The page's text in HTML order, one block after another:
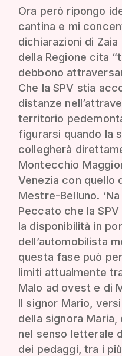
Ora però ripongo
cantina e mi
dichiarazioni di
della Regione cita
debbono
Che la SPV stia
distanze
territorio
figurarsi quando la
collegherà
Montecchio
Venezia con quello
Mestre-Belluno.
Peccato che la
la disponibilità in
dell’automobilista
questa fase può
limiti attualmente
Malo ad ovest e di
Il signor Mario,
della signora
nel senso letterale
dei pedaggi, tra i